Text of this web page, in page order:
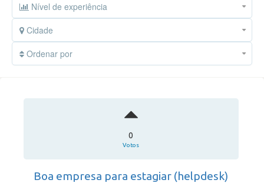
Nível de experiência
Cidade
Ordenar por
0
Votos
Boa empresa para estagiar (helpdesk)